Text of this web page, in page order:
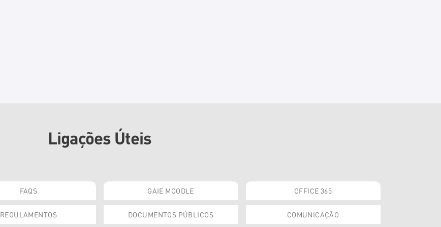
Ligações Úteis
FAQS GAIE MOODLE OFFICE 365
REGULAMENTOS DOCUMENTOS PÚBLICOS COMUNICAÇÃO